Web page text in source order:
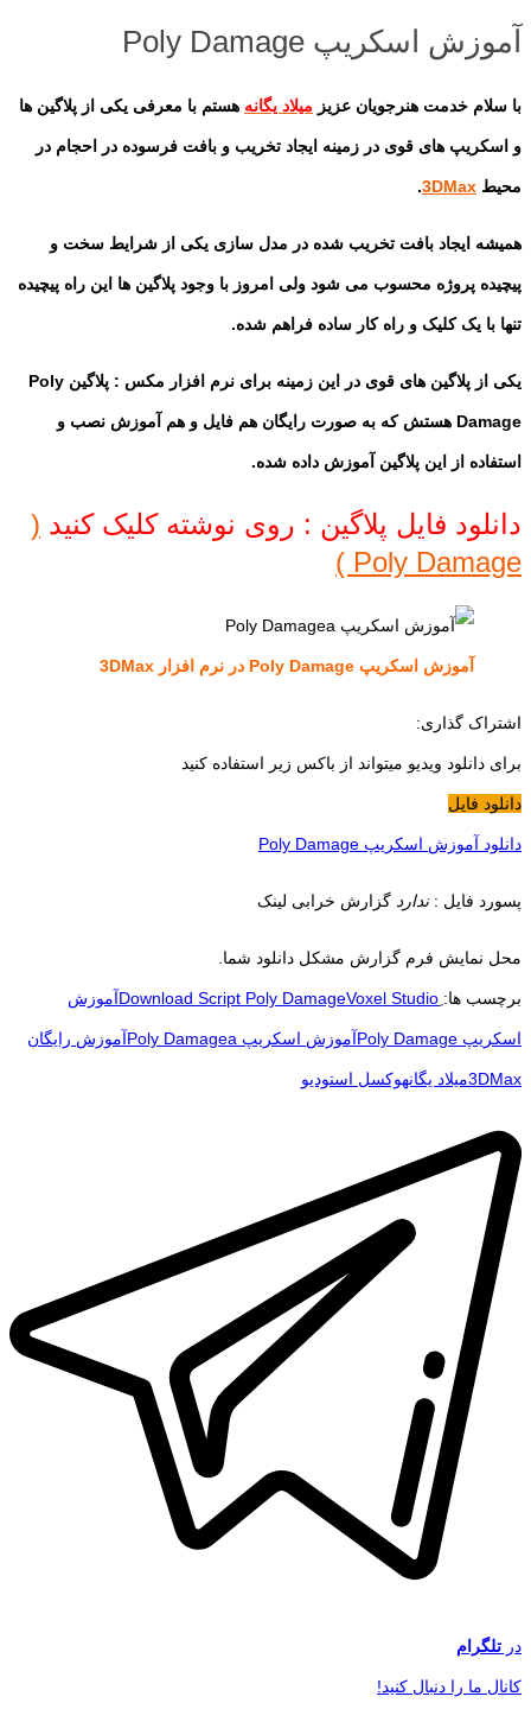
آموزش اسکریپ Poly Damage
با سلام خدمت هنرجویان عزیز میلاد یگانه هستم با معرفی یکی از پلاگین ها
و اسکریپ های قوی در زمینه ایجاد تخریب و بافت فرسوده در احجام در
محیط 3DMax
.
همیشه ایجاد بافت تخریب شده در مدل سازی یکی از شرایط سخت و
پیچیده پروژه محسوب می شود ولی امروز با وجود پلاگین ها این راه پیچیده
تنها با یک کلیک و راه کار ساده فراهم شده.
یکی از پلاگین های قوی در این زمینه برای نرم افزار مکس : پلاگین Poly
Damage هستش که به صورت رایگان هم فایل و هم آموزش نصب و
استفاده از این پلاگین آموزش داده شده.
دانلود فایل پلاگین : روی نوشته کلیک کنید (
Poly Damage )
آموزش اسکریپ Poly Damage در نرم افزار 3DMax
اشتراک گذاری:
برای دانلود ویدیو میتواند از باکس زیر استفاده کنید
دانلود فایل
دانلود آموزش اسکریپ Poly Damage
پسورد فایل :ندارد گزارش خرابی لینک
محل نمایش فرم گزارش مشکل دانلود شما.
برچسب ها: Voxel Studio آموزش
اسکریپ Poly Damage آموزش اسکریپ Poly Damagea آموزش رایگان
3DMaxمیلاد یگانهوکسل استودیو
در تلگرام
کانال ما را دنبال کنید!